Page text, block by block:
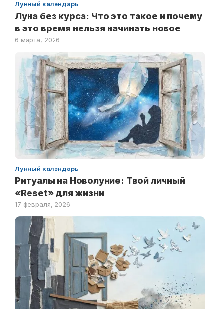
Лунный календарь
Луна без курса: Что это такое и почему
в это время нельзя начинать новое
6 марта, 2026
Лунный календарь
Ритуалы на Новолуние: Твой личный
«Reset» для жизни
17 февраля, 2026